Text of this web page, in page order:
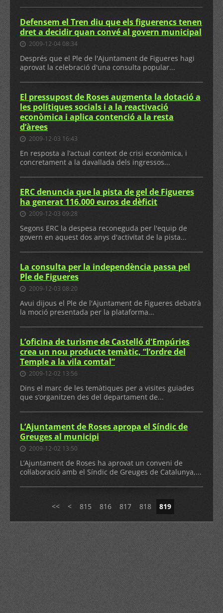
Defensem el Tren diu que els figuerencs tenen
dret a decidir quan convé al govern municipal
2009-12-04 08:34
Després que el Ple de l'Ajuntament de Figueres hagi
aprovat la celebració d'una consulta popular...
El pressupost de Roses augmenta la dotació a
les polítiques socials i a la reactivació
econòmica i aplica contenció a la resta
d’àrees
2009-12-03 16:43
En resposta a l’actual context de crisi econòmica, i
concretament a la davallada dels ingressos...
ERC denuncia que la pista de gel de Figueres
ha generat 116.000 euros de dèficit
2009-12-03 09:28
Segons ERC la despesa reconeguda per l'equip de
govern en aquest dos anys d'activitat de la pista...
La consulta per la independència passa pel
Ple de Figueres
2009-12-03 08:20
Avui dijous el Ple de l'Ajuntament de Figueres debatrà
la moció presentada per la plataforma...
L’oficina de turisme de Castelló d'Empúries
crea un nou producte temàtic, “l’ordre del
Temple a la vila comtal”
2009-12-02 13:56
Dins el marc de les temàtiques per a visites guiades
que s’organitzen des del departament de...
L’Ajuntament de Roses apropa el Síndic de
Greuges al municipi
2009-12-02 13:50
L’Ajuntament de Roses ha aprovat un conveni de
col·laboració amb el Síndic de Greuges de Catalunya,...
<< < 815 816 817 818 819